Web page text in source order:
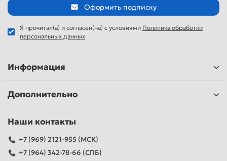
Оформить подписку
Я прочитал(а) и согласен(на) с условиями Политика обработки
персональных данных
Информация
Дополнительно
Наши контакты
+7 (969) 2121-955 (МСК)
+7 (964) 342-78-66 (СПБ)